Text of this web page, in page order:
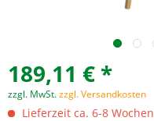
189,11 € *
zzgl. MwSt.zzgl. Versandkosten
Lieferzeit ca. 6-8 Wochen